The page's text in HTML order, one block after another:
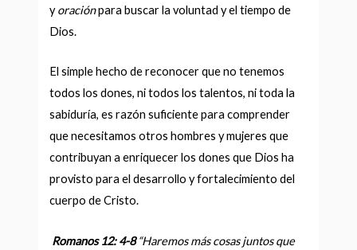
yoraciónpara buscar la voluntad y el tiempo de
Dios.
El simple hecho de reconocer que no tenemos
todos los dones, ni todos los talentos, ni toda la
sabiduría, es razón suficiente para comprender
que necesitamos otros hombres y mujeres que
contribuyan a enriquecer los dones que Dios ha
provisto para el desarrollo y fortalecimiento del
cuerpo de Cristo.
Romanos 12: 4-8“Haremos más cosas juntos que